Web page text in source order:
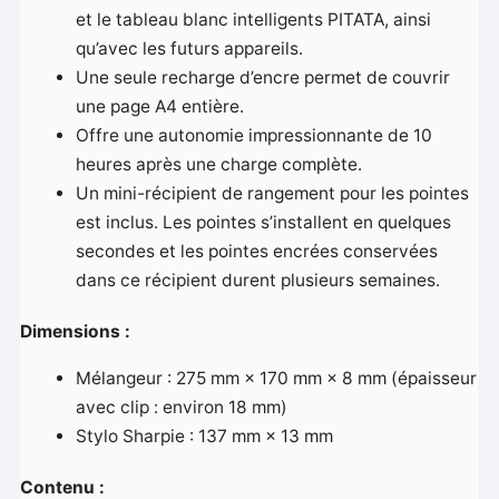
et le tableau blanc intelligents PITATA, ainsi
qu’avec les futurs appareils.
Une seule recharge d’encre permet de couvrir
une page A4 entière.
Offre une autonomie impressionnante de 10
heures après une charge complète.
Un mini-récipient de rangement pour les pointes
est inclus. Les pointes s’installent en quelques
secondes et les pointes encrées conservées
dans ce récipient durent plusieurs semaines.
Dimensions :
Mélangeur : 275 mm × 170 mm × 8 mm (épaisseur
avec clip : environ 18 mm)
Stylo Sharpie : 137 mm × 13 mm
Contenu :